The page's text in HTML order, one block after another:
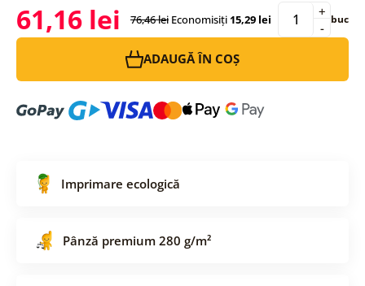
61,16 lei 76,46 lei Economisiți15,29 lei -
+ buc
ADAUGĂ ÎN COȘ
Imprimare ecologică
Pânză premium 280 g/m²